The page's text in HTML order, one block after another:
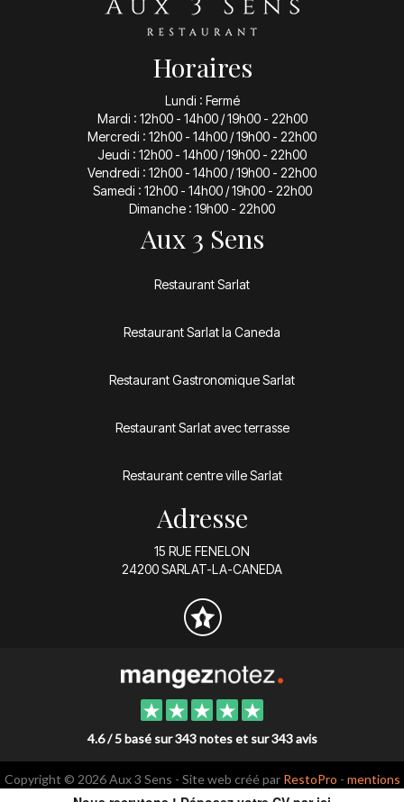
Horaires
Lundi : Fermé
Mardi : 12h00 - 14h00 / 19h00 - 22h00
Mercredi : 12h00 - 14h00 / 19h00 - 22h00
Jeudi : 12h00 - 14h00 / 19h00 - 22h00
Vendredi : 12h00 - 14h00 / 19h00 - 22h00
Samedi : 12h00 - 14h00 / 19h00 - 22h00
Dimanche : 19h00 - 22h00
Aux 3 Sens
Restaurant Sarlat
Restaurant Sarlat la Caneda
Restaurant Gastronomique Sarlat
Restaurant Sarlat avec terrasse
Restaurant centre ville Sarlat
Adresse
15 RUE FENELON
24200 SARLAT-LA-CANEDA
4.6 / 5 basé sur 343 notes et sur 343 avis
Copyright © 2026 Aux 3 Sens - Site web créé par RestoPro - mentions
légales